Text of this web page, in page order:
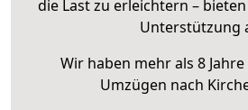
die Last zu erleichtern –
Unterstützung
Wir haben mehr als 8
Umzügen nach